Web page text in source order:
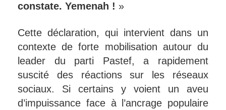
constate. Yemenah ! »
Cette déclaration, qui intervient dans un
contexte de forte mobilisation autour du
leader du parti Pastef, a rapidement
suscité des réactions sur les réseaux
sociaux. Si certains y voient un aveu
d’impuissance face à l’ancrage populaire